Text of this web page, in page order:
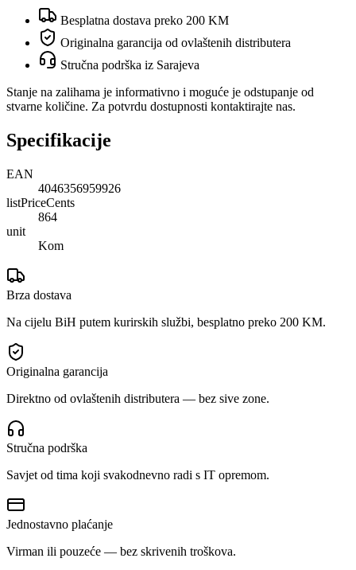
Besplatna dostava preko 200 KM
Originalna garancija od ovlaštenih distributera
Stručna podrška iz Sarajeva
Stanje na zalihama je informativno i moguće je odstupanje od
stvarne količine. Za potvrdu dostupnosti kontaktirajte nas.
Specifikacije
EAN
4046356959926
listPriceCents
864
unit
Kom
Brza dostava
Na cijelu BiH putem kurirskih službi, besplatno preko 200 KM.
Originalna garancija
Direktno od ovlaštenih distributera — bez sive zone.
Stručna podrška
Savjet od tima koji svakodnevno radi s IT opremom.
Jednostavno plaćanje
Virman ili pouzeće — bez skrivenih troškova.